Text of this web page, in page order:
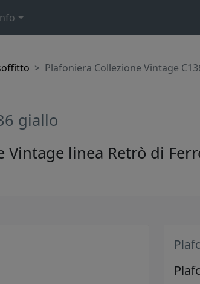
Plafoniera Collezione Vintage
giallo
Vintage linea Retrò di